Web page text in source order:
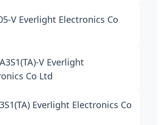
V Everlight Electronics Co
V Everlight
Co Ltd
Everlight Electronics Co